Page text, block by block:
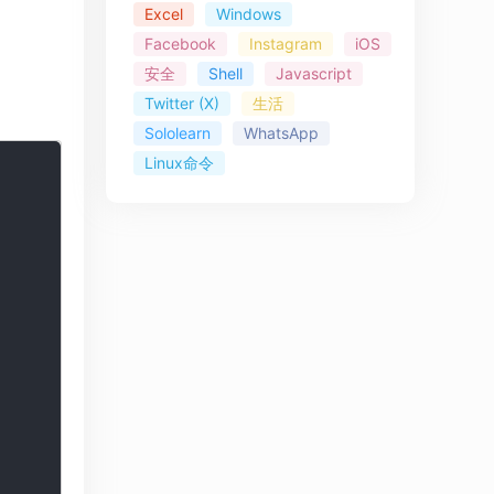
Excel
Windows
Facebook
Instagram
iOS
安全
Shell
Javascript
Twitter (X)
生活
Sololearn
WhatsApp
Linux命令